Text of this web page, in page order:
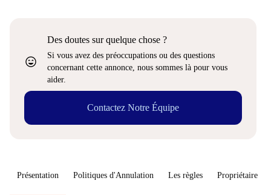
sentiment_very_satisfied
Des doutes sur quelque chose ?
Si vous avez des préoccupations ou des questions
concernant cette annonce, nous sommes là pour vous
aider.
Contactez Notre Équipe
Présentation Politiques d'Annulation Les règles Propriétaire